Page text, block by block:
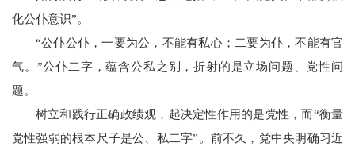
化公仆意识”。
“公仆公仆，一要为公，不能有私心；二要为仆，不能有官
气。”公仆二字，蕴含公私之别，折射的是立场问题、党性问
题。
树立和践行正确政绩观，起决定性作用的是党性，而“衡量
党性强弱的根本尺子是公、私二字”。前不久，党中央明确习近